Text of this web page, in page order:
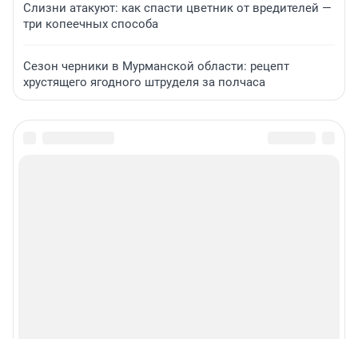
Слизни атакуют: как спасти цветник от вредителей —
три копеечных способа
Сезон черники в Мурманской области: рецепт
хрустящего ягодного штруделя за полчаса